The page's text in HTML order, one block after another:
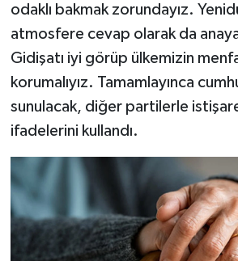
odaklı bakmak zorundayız.
atmosfere cevap olarak da
Gidişatı iyi görüp ülkemizin
korumalıyız. Tamamlayınca
sunulacak, diğer partilerle
ifadelerini kullandı.